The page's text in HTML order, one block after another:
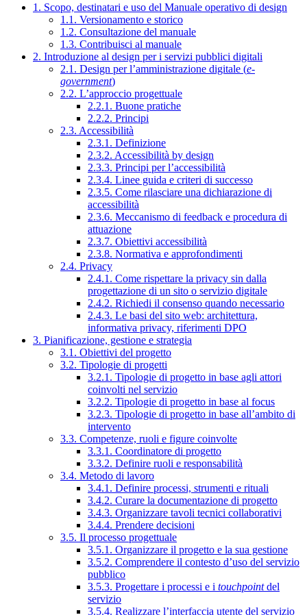
1. Scopo, destinatari e uso del Manuale operativo di design
1.1. Versionamento e storico
1.2. Consultazione del manuale
1.3. Contribuisci al manuale
2. Introduzione al design per i servizi pubblici digitali
2.1. Design per l’amministrazione digitale (e-
government)
2.2. L’approccio progettuale
2.2.1. Buone pratiche
2.2.2. Principi
2.3. Accessibilità
2.3.1. Definizione
2.3.2. Accessibilità by design
2.3.3. Principi per l’accessibilità
2.3.4. Linee guida e criteri di successo
2.3.5. Come rilasciare una dichiarazione di
accessibilità
2.3.6. Meccanismo di feedback e procedura di
attuazione
2.3.7. Obiettivi accessibilità
2.3.8. Normativa e approfondimenti
2.4. Privacy
2.4.1. Come rispettare la privacy sin dalla
progettazione di un sito o servizio digitale
2.4.2. Richiedi il consenso quando necessario
2.4.3. Le basi del sito web: architettura,
informativa privacy, riferimenti DPO
3. Pianificazione, gestione e strategia
3.1. Obiettivi del progetto
3.2. Tipologie di progetti
3.2.1. Tipologie di progetto in base agli attori
coinvolti nel servizio
3.2.2. Tipologie di progetto in base al focus
3.2.3. Tipologie di progetto in base all’ambito di
intervento
3.3. Competenze, ruoli e figure coinvolte
3.3.1. Coordinatore di progetto
3.3.2. Definire ruoli e responsabilità
3.4. Metodo di lavoro
3.4.1. Definire processi, strumenti e rituali
3.4.2. Curare la documentazione di progetto
3.4.3. Organizzare tavoli tecnici collaborativi
3.4.4. Prendere decisioni
3.5. Il processo progettuale
3.5.1. Organizzare il progetto e la sua gestione
3.5.2. Comprendere il contesto d’uso del servizio
pubblico
3.5.3. Progettare i processi e i touchpointdel
servizio
3.5.4. Realizzare l’interfaccia utente del servizio